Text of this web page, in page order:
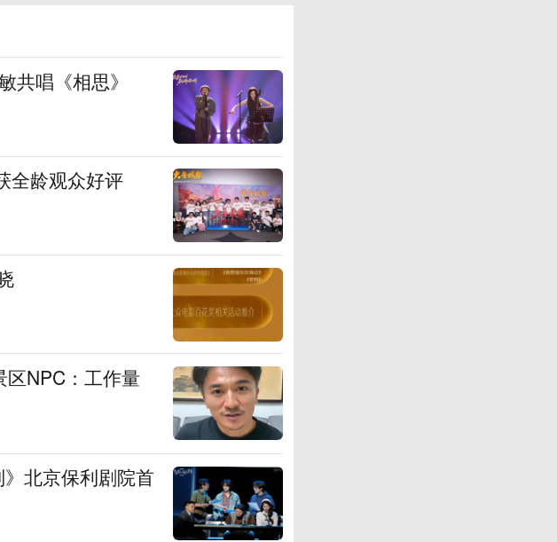
共唱《相思》
全龄观众好评
区NPC：工作量
北京保利剧院首